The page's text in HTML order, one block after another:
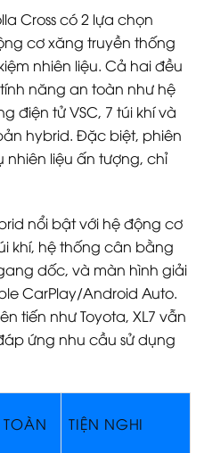
Cross có 2 lựa chọn
cơ xăng truyền thống
nhiên liệu. Cả hai đều
năng an toàn như hệ
điện tử VSC, 7 túi khí và
hybrid. Đặc biệt, phiên
liệu ấn tượng, chỉ
nổi bật với hệ động cơ
khí, hệ thống cân bằng
dốc, và màn hình giải
CarPlay/Android Auto.
tiến như Toyota, XL7 vẫn
ứng nhu cầu sử dụng
TIỆN NGHI